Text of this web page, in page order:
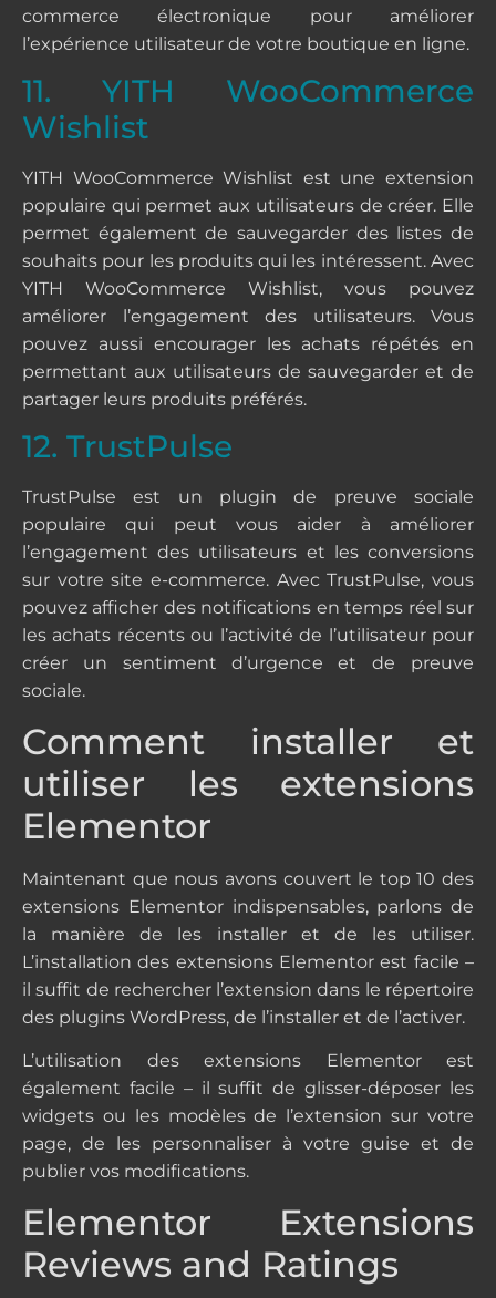
commerce électronique pour améliorer
l’expérience utilisateur de votre boutique en ligne.
11. YITH WooCommerce
Wishlist
YITH WooCommerce Wishlist est une extension
populaire qui permet aux utilisateurs de créer. Elle
permet également de sauvegarder des listes de
souhaits pour les produits qui les intéressent. Avec
YITH WooCommerce Wishlist, vous pouvez
améliorer l’engagement des utilisateurs. Vous
pouvez aussi encourager les achats répétés en
permettant aux utilisateurs de sauvegarder et de
partager leurs produits préférés.
12. TrustPulse
TrustPulse est un plugin de preuve sociale
populaire qui peut vous aider à améliorer
l’engagement des utilisateurs et les conversions
sur votre site e-commerce. Avec TrustPulse, vous
pouvez afficher des notifications en temps réel sur
les achats récents ou l’activité de l’utilisateur pour
créer un sentiment d’urgence et de preuve
sociale.
Comment installer et
utiliser les extensions
Elementor
Maintenant que nous avons couvert le top 10 des
extensions Elementor indispensables, parlons de
la manière de les installer et de les utiliser.
L’installation des extensions Elementor est facile –
il suffit de rechercher l’extension dans le répertoire
des plugins WordPress, de l’installer et de l’activer.
L’utilisation des extensions Elementor est
également facile – il suffit de glisser-déposer les
widgets ou les modèles de l’extension sur votre
page, de les personnaliser à votre guise et de
publier vos modifications.
Elementor Extensions
Reviews and Ratings